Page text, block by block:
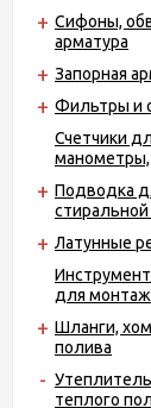
Сифоны,
арматура
Запорная
Фильтры и
Счетчики
Подводка
Латунные
для
Шланги,
полива
теплого